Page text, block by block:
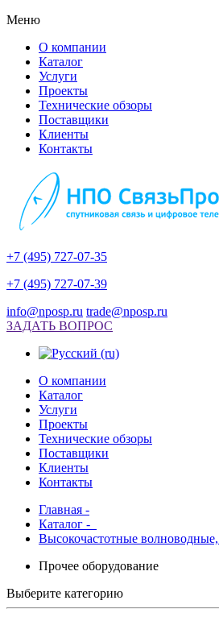
Меню
О компании
Каталог
Услуги
Проекты
Технические обзоры
Поставщики
Клиенты
Контакты
+7 (495) 727-07-35
+7 (495) 727-07-39
info@nposp.ru trade@nposp.ru
ЗАДАТЬ ВОПРОС
О компании
Каталог
Услуги
Проекты
Технические обзоры
Поставщики
Клиенты
Контакты
Главная -
Каталог -
Высокочастотные
Прочее оборудование
Выберите категорию